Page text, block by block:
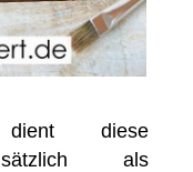
diese
als